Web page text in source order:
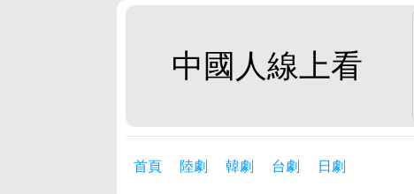
中國人線上看
首頁 陸劇 韓劇 台劇 日劇